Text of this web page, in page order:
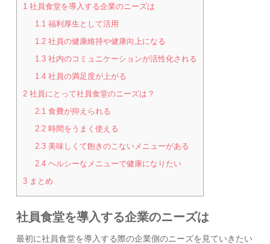
1 社員食堂を導入する企業のニーズは
1.1 福利厚生として活用
1.2 社員の健康維持や健康向上になる
1.3 社内のコミュニケーションが活性化される
1.4 社員の満足度が上がる
2 社員にとって社員食堂のニーズは？
2.1 食費が抑えられる
2.2 時間をうまく使える
2.3 美味しくて飽きのこないメニューがある
2.4 ヘルシーなメニューで健康になりたい
3 まとめ
社員食堂を導入する企業のニーズは
最初に社員食堂を導入する際の企業側のニーズを見ていきたい